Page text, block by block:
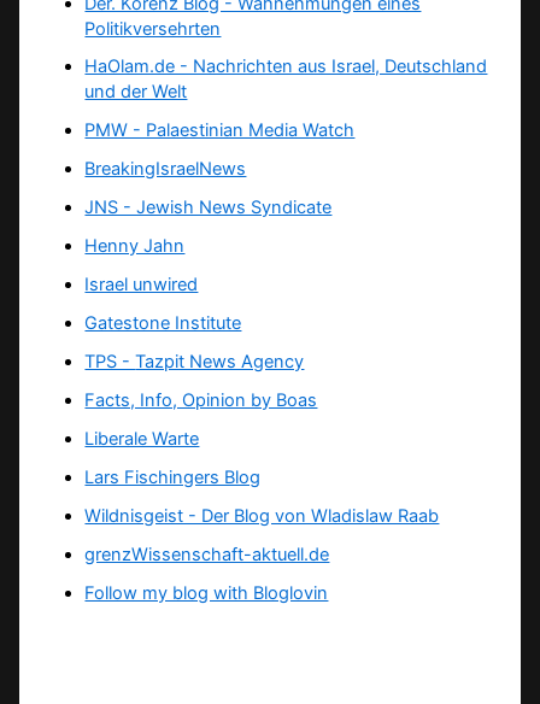
Politikversehrten
HaOlam.de - Nachrichten aus Israel, Deutschland
und der Welt
PMW - Palaestinian Media Watch
BreakingIsraelNews
JNS - Jewish News Syndicate
Henny Jahn
Israel unwired
Gatestone Institute
TPS -Tazpit News Agency
Facts, Info, Opinion by Boas
Liberale Warte
Lars Fischingers Blog
Wildnisgeist - Der Blog von Wladislaw Raab
grenzWissenschaft-aktuell.de
Follow my blog with Bloglovin